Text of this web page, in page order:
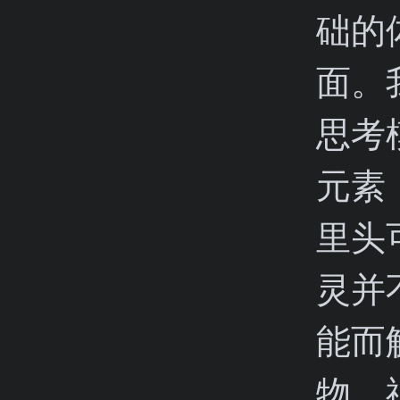
础的
面。
思考
元素
里头
灵并
能而